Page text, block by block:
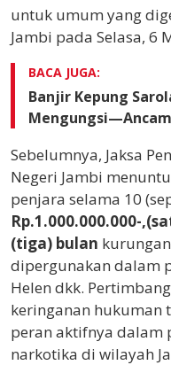
untuk umum yang
Jambi pada Selasa, 6
BACA JUGA:
Banjir Kepung
Sebelumnya, Jaksa
Negeri Jambi
penjara selama 10
Rp.1.000.000.000-
(tiga) bulan
dipergunakan dalam
Helen dkk.
keringanan hukuman
peran aktifnya dalam
narkotika di wilayah